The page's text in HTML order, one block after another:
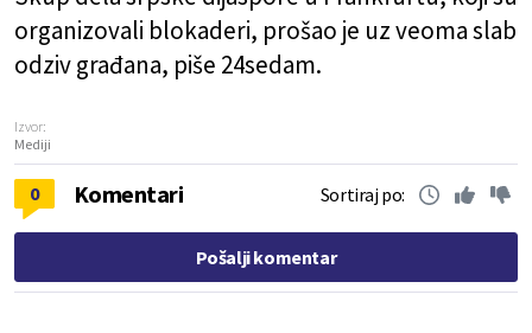
organizovali blokaderi, prošao je uz veoma slab
odziv građana, piše 24sedam.
Izvor:
Mediji
0 Komentari Sortiraj po:
Pošalji komentar